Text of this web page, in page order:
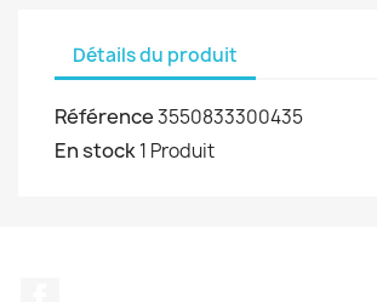
Détails du produit
Référence3550833300435
En stock1 Produit